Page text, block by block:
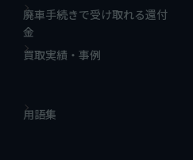
廃車手続きで受け取れる還付
金
買取実績・事例
用語集